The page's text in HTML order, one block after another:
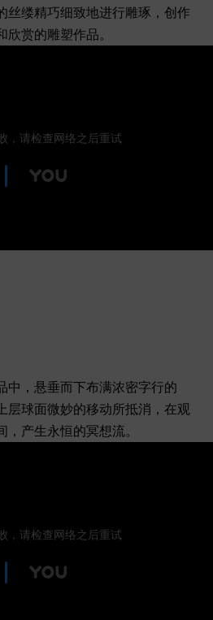
丝缕精巧细致地进行雕琢，创作
赏的雕塑作品。
中，悬垂而下布满浓密字行的
球面微妙的移动所抵消，在观
产生永恒的冥想流。